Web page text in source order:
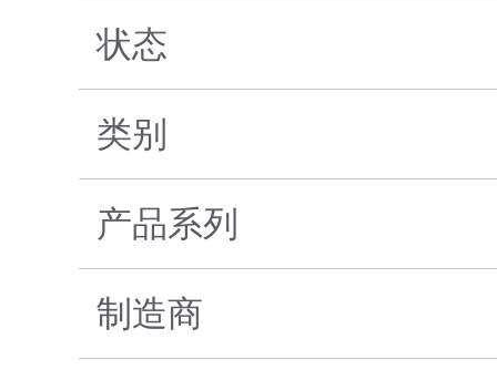
状态
类别
产品系列
制造商